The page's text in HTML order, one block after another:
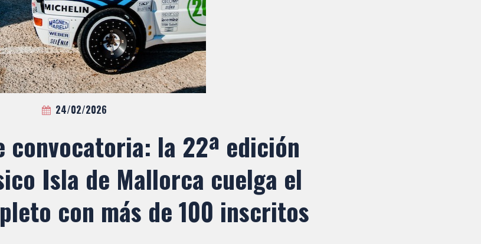
24/02/2026
convocatoria: la 22ª edición
Isla de Mallorca cuelga el
con más de 100 inscritos